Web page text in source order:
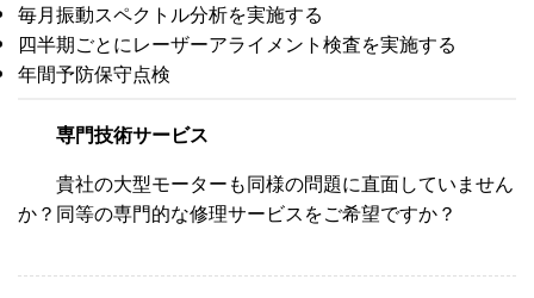
毎月振動スペクトル分析を実施する
四半期ごとにレーザーアライメント検査を実施する
年間予防保守点検
専門技術サービス
貴社の大型モーターも同様の問題に直面していません
か？同等の専門的な修理サービスをご希望ですか？